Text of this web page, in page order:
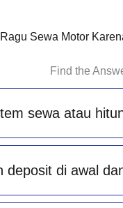
Ragu Sewa Motor
Find the
sewa atau
deposit di awal